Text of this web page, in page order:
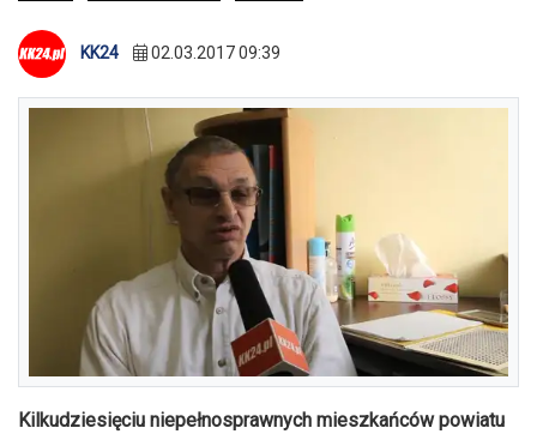
KK24 02.03.2017 09:39
Kilkudziesięciu niepełnosprawnych mieszkańców powiatu